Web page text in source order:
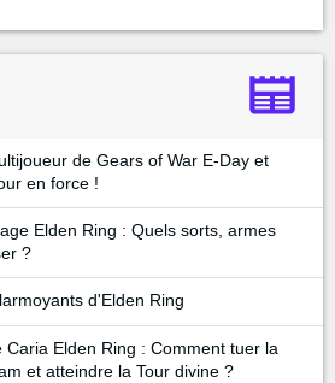
de Gears of War E-Day et
en force !
Elden Ring : Quels sorts, armes
?
d'Elden Ring
Caria Elden Ring : Comment tuer la
et atteindre la Tour divine ?